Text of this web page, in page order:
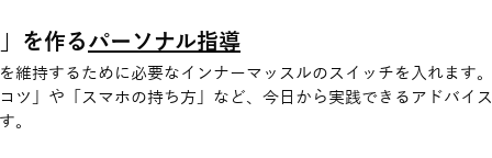
を作るパーソナル指導
維持するために必要なインナーマッスルのスイッチを入れます。
ツ」や「スマホの持ち方」など、今日から実践できるアドバイ
。